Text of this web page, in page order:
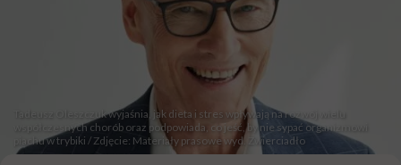
Tadeusz Oleszczuk wyjaśnia, jak dieta i stres wpływają na rozwój wielu
współczesnych chorób oraz podpowiada, co jeść, by nie sypać organizmowi
piachu w trybiki / Zdjęcie: Materiały prasowe wyd. Zwierciadło